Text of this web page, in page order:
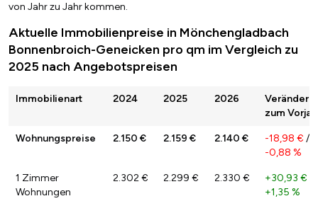
von Jahr zu Jahr kommen.
Aktuelle Immobilienpreise in Mönchengladbach
Bonnenbroich-Geneicken pro qm im Vergleich zu
2025 nach Angebotspreisen
Immobilienart 2024 2025 2026
zum
Wohnungspreise 2.150 € 2.159 € 2.140 € -18,98 € /
-0,88 %
1 Zimmer
Wohnungen
2.302 € 2.299 € 2.330 € +30,93 €
+1,35 %